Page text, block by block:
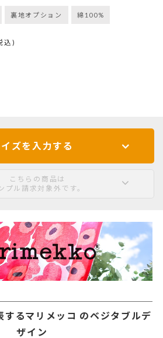
裏地オプション 綿100%
込)
ズを入力する
こちらの商品は
プル請求対象外です。
するマリメッコ のベジタブルデ
ザイン